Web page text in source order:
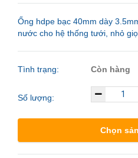
Ống hdpe bạc 40mm dày
nước cho hệ thống tưới, nhỏ
Tình trạng: Còn hàng
Số lượng:
Chọn